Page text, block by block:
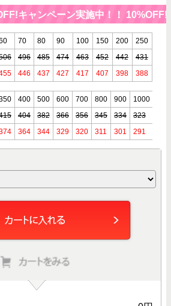
キャンペーン実施中！！10%OFF!
70 80 90 100 150 200
250
496 485 474 463 452 442
431
446 437 427 417 407 398 388
400 500 600 700 800 900
1000
404 382 366 356 345 334
323
364 344 329 320 311 301 291